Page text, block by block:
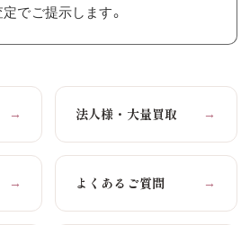
でご提示します。
→ 法人様・大量買取 →
→ よくあるご質問 →